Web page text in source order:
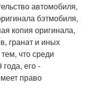
автомобиля,
бэтмобиля,
копия оригинала,
гранат и иных
что среди
его -
право